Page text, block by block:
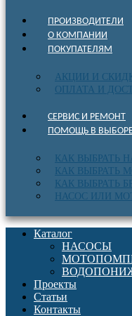
ПРОИЗВОДИТЕЛИ
О КОМПАНИИ
ПОКУПАТЕЛЯМ
АКЦИИ И
ОПЛАТА И
СЕРВИС И РЕМОНТ
ПОМОЩЬ В
КАК ВЫБРАТЬ
КАК ВЫБРАТЬ
КАК ВЫБРАТЬ
НАСОС ИЛИ
Каталог
НАСОСЫ
Проекты
Статьи
Контакты